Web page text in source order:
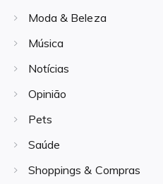
Moda & Beleza
Música
Notícias
Opinião
Pets
Saúde
Shoppings & Compras